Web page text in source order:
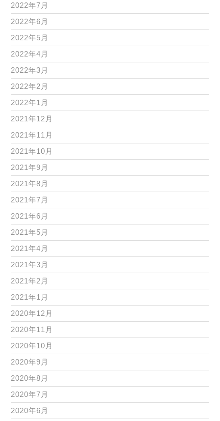
2022年7月
2022年6月
2022年5月
2022年4月
2022年3月
2022年2月
2022年1月
2021年12月
2021年11月
2021年10月
2021年9月
2021年8月
2021年7月
2021年6月
2021年5月
2021年4月
2021年3月
2021年2月
2021年1月
2020年12月
2020年11月
2020年10月
2020年9月
2020年8月
2020年7月
2020年6月